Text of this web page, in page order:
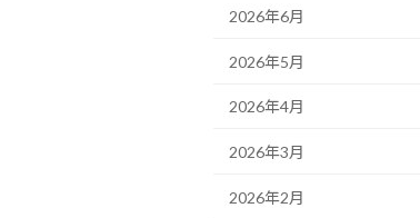
2026年6月
2026年5月
2026年4月
2026年3月
2026年2月